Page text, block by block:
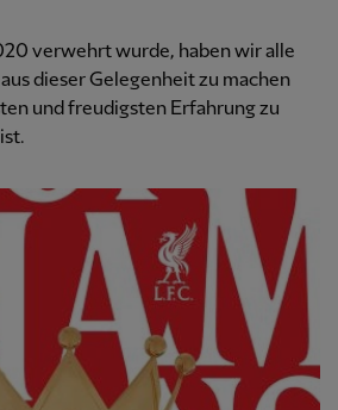
verwehrt wurde, haben wir alle
dieser Gelegenheit zu machen
und freudigsten Erfahrung zu